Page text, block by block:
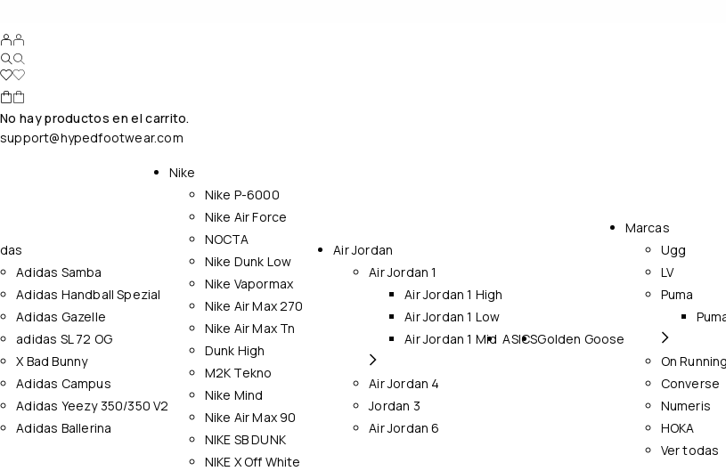
No hay productos en el carrito.
support@hypedfootwear.com
Adidas Samba
Adidas Handball Spezial
Adidas Gazelle
adidas SL 72 OG
X Bad Bunny
Adidas Campus
Adidas Yeezy 350/350 V2
Adidas Ballerina
Nike
Nike P-6000
Nike Air Force
NOCTA
Nike Dunk Low
Nike Vapormax
Nike Air Max 270
Nike Air Max Tn
Dunk High
M2K Tekno
Nike Mind
Nike Air Max 90
NIKE SB DUNK
NIKE X Off White
Air Jordan
Air Jordan 1
Air Jordan 1 High
Air Jordan 1 Low
Air Jordan 1 Mid
Air Jordan 4
Jordan 3
Air Jordan 6
ASICSGolden Goose
Marcas
Ugg
LV
Puma
On Running
Converse
Numeris
HOKA
Ver todas